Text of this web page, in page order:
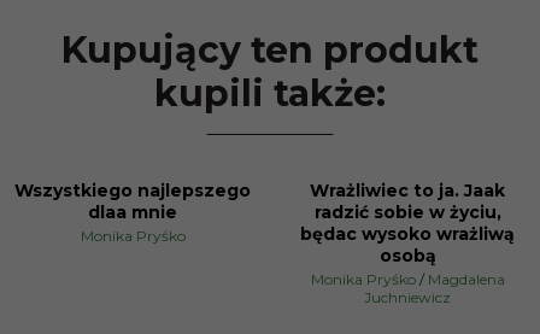
Kupujący ten produkt
kupili także:
Wszystkiego najlepszego
dlaa mnie
Monika Pryśko
Wrażliwiec to ja. Jaak
radzić sobie w życiu,
będac wysoko wrażliwą
osobą
Monika Pryśko / Magdalena
Juchniewicz